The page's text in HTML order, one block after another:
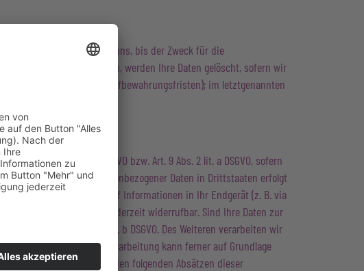
Daten bei uns, bis der Zweck für die
widerrufen, werden Ihre Daten gelöscht, sofern wir
oder handelsrechtliche Aufbewahrungsfristen); im letztgenannten
Art. 6 Abs. 1 lit. a DSGVO bzw. Art. 9 Abs. 2 lit. a DSGVO, sofern
die Übertragung personenbezogener Daten in Drittstaaten erfolgt
oder in den Zugriff auf Informationen in Ihr Endgerät (z. B. via
Die Einwilligung ist jederzeit widerrufbar. Sind Ihre Daten zur
des Art. 6 Abs. 1 lit. b DSGVO. Des Weiteren verarbeiten wir
c DSGVO. Die Datenverarbeitung kann ferner auf Grundlage
wird in den folgenden Absätzen dieser